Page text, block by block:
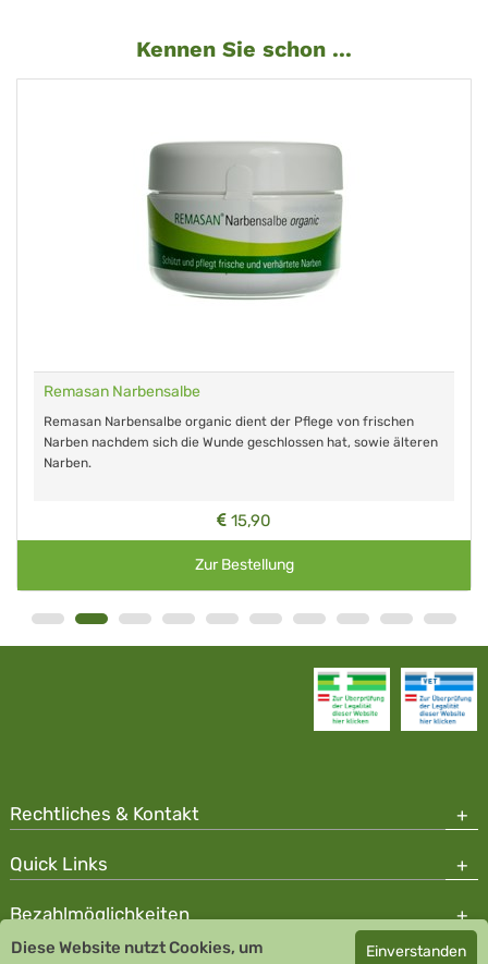
Kennen Sie schon ...
Remasan Narbensalbe
Remasan Narbensalbe organic dient der Pflege von frischen
Narben nachdem sich die Wunde geschlossen hat, sowie älteren
Narben.
15,90
Zur Bestellung
Rechtliches & Kontakt
Quick Links
Bezahlmöglichkeiten
Diese Website nutzt Cookies, um Einverstanden